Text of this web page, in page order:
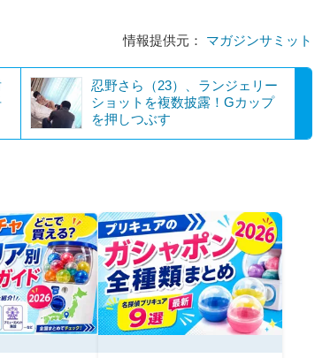
情報提供元： マガジンサミット
忍野さら（23）、ランジェリー
ショットを複数披露！Gカップ
を押しつぶす